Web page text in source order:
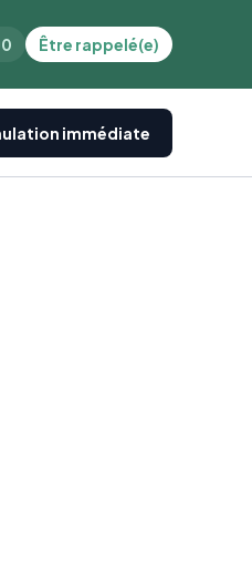
Être rappelé(e)
immédiate